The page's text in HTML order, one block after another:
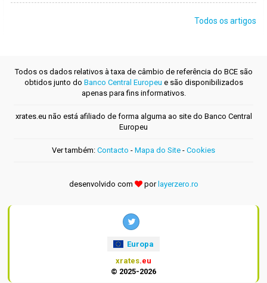
Todos os artigos
Todos os dados relativos à taxa de câmbio de referência do BCE são
obtidos junto do Banco Central Europeu e são disponibilizados
apenas para fins informativos.
xrates.eu não está afiliado de forma alguma ao site do Banco Central
Europeu
Ver também: Contacto - Mapa do Site - Cookies
desenvolvido com por layerzero.ro
Europa
xrates.eu
© 2025-2026